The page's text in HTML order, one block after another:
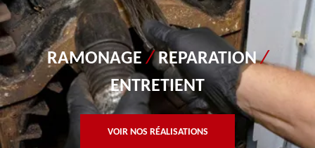
RAMONAGE/REPARATION/
ENTRETIENT
VOIR NOS RÉALISATIONS